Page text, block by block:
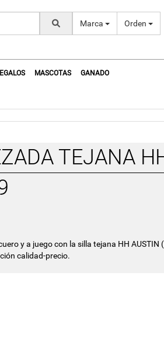
Marca Orden
MASCOTAS GANADO
TEJANA
y a juego con la silla tejana HH AUSTIN
calidad-precio.